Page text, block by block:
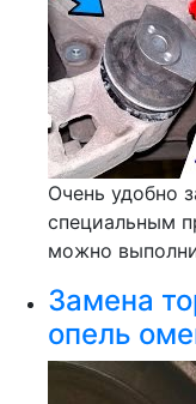
Очень удобно
специальным
можно
Замена
опель